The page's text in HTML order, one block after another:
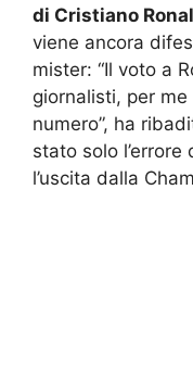
di Cristiano
viene ancora
mister: “Il voto a
giornalisti, per
numero”, ha
stato solo
l’uscita dalla